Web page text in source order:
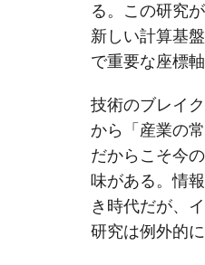
る。この研究
新しい計算基
で重要な座標
技術のブレイ
から「産業の
だからこそ今
味がある。情
き時代だが、
研究は例外的